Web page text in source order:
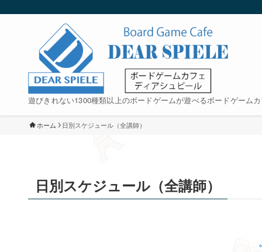
遊びきれない1300種類以上のボードゲームが遊べるボードゲーム
ホーム 日別スケジュール（全講師）
日別スケジュール（全講師）